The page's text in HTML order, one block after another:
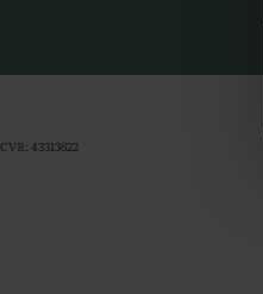
CVR: 43313622